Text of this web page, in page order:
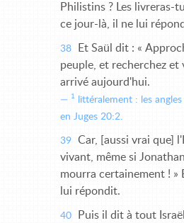
Philistins ? Les livreras-
ce jour-là, il ne lui
38 Et Saül dit : «
peuple, et recherchez et
arrivé aujourd'hui.
1
littéralement : les
en Juges 20:2.
39
Car, [aussi vrai que]
vivant, même si
mourra certainement ! »
lui répondit.
40
Puis il dit à tout